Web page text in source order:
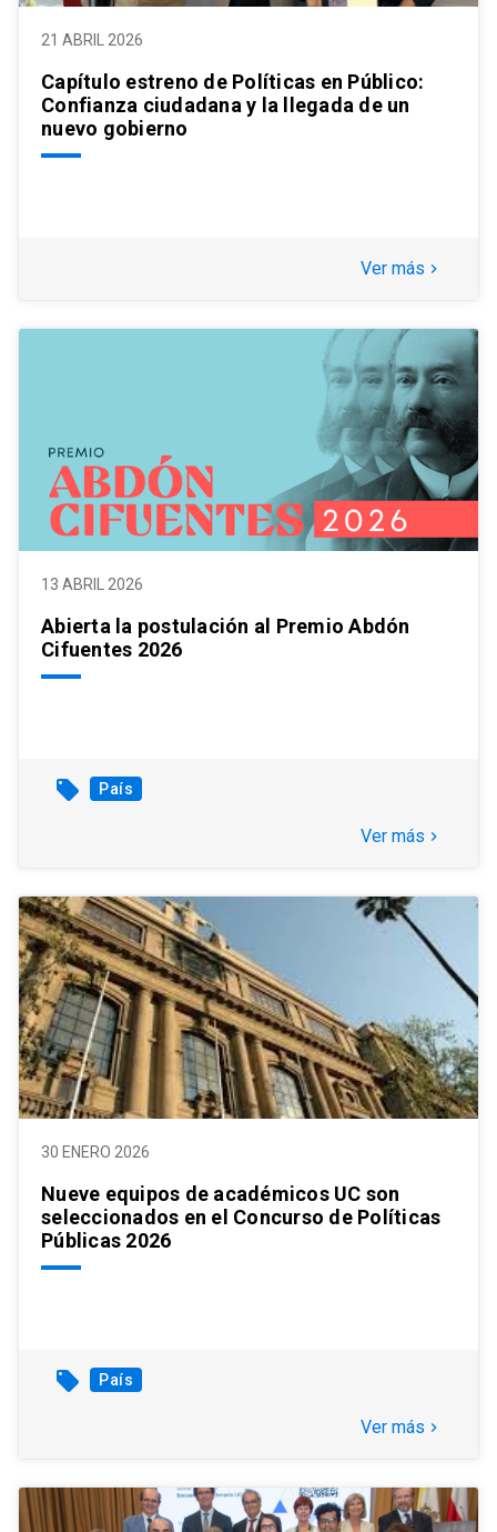
21 ABRIL 2026
Capítulo estreno de Políticas en Público:
Confianza ciudadana y la llegada de un
nuevo gobierno
Ver más keyboard_arrow_right
13 ABRIL 2026
Abierta la postulación al Premio Abdón
Cifuentes 2026
local_offer País
Ver más keyboard_arrow_right
30 ENERO 2026
Nueve equipos de académicos UC son
seleccionados en el Concurso de Políticas
Públicas 2026
local_offer País
Ver más keyboard_arrow_right